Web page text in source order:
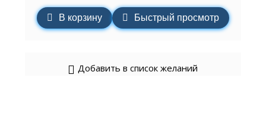
В корзину Быстрый просмотр
Добавить в список желаний